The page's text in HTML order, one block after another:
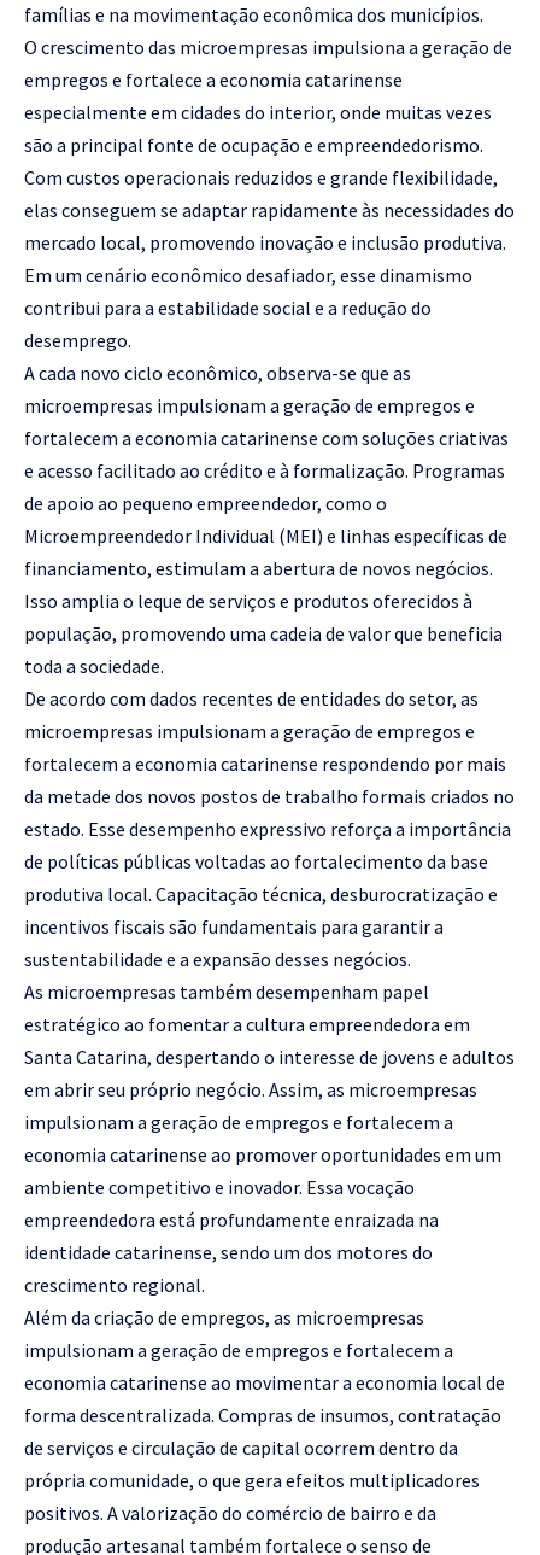
famílias e na movimentação econômica dos municípios.
O crescimento das microempresas impulsiona a geração de
empregos e fortalece a economia catarinense
especialmente em cidades do interior, onde muitas vezes
são a principal fonte de ocupação e empreendedorismo.
Com custos operacionais reduzidos e grande flexibilidade,
elas conseguem se adaptar rapidamente às necessidades do
mercado local, promovendo inovação e inclusão produtiva.
Em um cenário econômico desafiador, esse dinamismo
contribui para a estabilidade social e a redução do
desemprego.
A cada novo ciclo econômico, observa-se que as
microempresas impulsionam a geração de empregos e
fortalecem a economia catarinense com soluções criativas
e acesso facilitado ao crédito e à formalização. Programas
de apoio ao pequeno empreendedor, como o
Microempreendedor Individual (MEI) e linhas específicas de
financiamento, estimulam a abertura de novos negócios.
Isso amplia o leque de serviços e produtos oferecidos à
população, promovendo uma cadeia de valor que beneficia
toda a sociedade.
De acordo com dados recentes de entidades do setor, as
microempresas impulsionam a geração de empregos e
fortalecem a economia catarinense respondendo por mais
da metade dos novos postos de trabalho formais criados no
estado. Esse desempenho expressivo reforça a importância
de políticas públicas voltadas ao fortalecimento da base
produtiva local. Capacitação técnica, desburocratização e
incentivos fiscais são fundamentais para garantir a
sustentabilidade e a expansão desses negócios.
As microempresas também desempenham papel
estratégico ao fomentar a cultura empreendedora em
Santa Catarina, despertando o interesse de jovens e adultos
em abrir seu próprio negócio. Assim, as microempresas
impulsionam a geração de empregos e fortalecem a
economia catarinense ao promover oportunidades em um
ambiente competitivo e inovador. Essa vocação
empreendedora está profundamente enraizada na
identidade catarinense, sendo um dos motores do
crescimento regional.
Além da criação de empregos, as microempresas
impulsionam a geração de empregos e fortalecem a
economia catarinense ao movimentar a economia local de
forma descentralizada. Compras de insumos, contratação
de serviços e circulação de capital ocorrem dentro da
própria comunidade, o que gera efeitos multiplicadores
positivos. A valorização do comércio de bairro e da
produção artesanal também fortalece o senso de